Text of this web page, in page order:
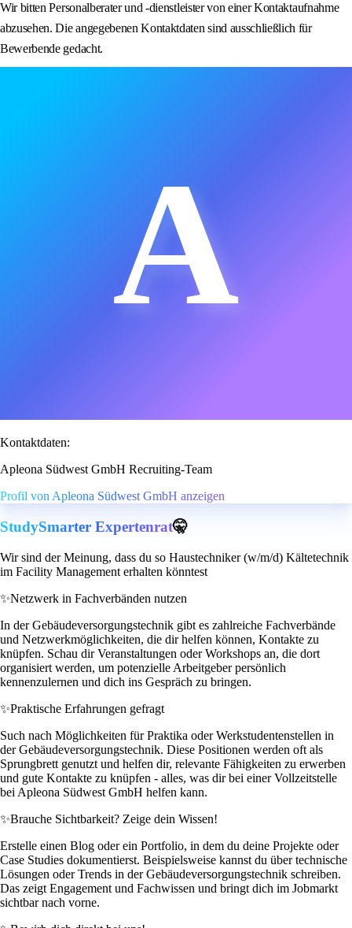
Wir bitten Personalberater und -dienstleister von einer Kontaktaufnahme
abzusehen. Die angegebenen Kontaktdaten sind ausschließlich für
Bewerbende gedacht.
A
Kontaktdaten:
Apleona Südwest GmbH Recruiting-Team
Profil von Apleona Südwest GmbH anzeigen
StudySmarter Expertenrat🤫
Wir sind der Meinung, dass du so Haustechniker (w/m/d) Kältetechnik
im Facility Management erhalten könntest
✨Netzwerk in Fachverbänden nutzen
In der Gebäudeversorgungstechnik gibt es zahlreiche Fachverbände
und Netzwerkmöglichkeiten, die dir helfen können, Kontakte zu
knüpfen. Schau dir Veranstaltungen oder Workshops an, die dort
organisiert werden, um potenzielle Arbeitgeber persönlich
kennenzulernen und dich ins Gespräch zu bringen.
✨Praktische Erfahrungen gefragt
Such nach Möglichkeiten für Praktika oder Werkstudentenstellen in
der Gebäudeversorgungstechnik. Diese Positionen werden oft als
Sprungbrett genutzt und helfen dir, relevante Fähigkeiten zu erwerben
und gute Kontakte zu knüpfen - alles, was dir bei einer Vollzeitstelle
bei Apleona Südwest GmbH helfen kann.
✨Brauche Sichtbarkeit? Zeige dein Wissen!
Erstelle einen Blog oder ein Portfolio, in dem du deine Projekte oder
Case Studies dokumentierst. Beispielsweise kannst du über technische
Lösungen oder Trends in der Gebäudeversorgungstechnik schreiben.
Das zeigt Engagement und Fachwissen und bringt dich im Jobmarkt
sichtbar nach vorne.